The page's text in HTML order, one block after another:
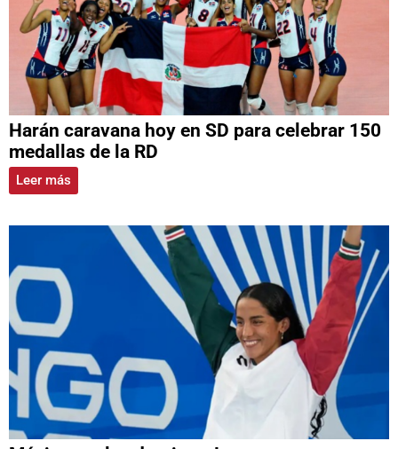
Harán caravana hoy en SD para celebrar 150
medallas de la RD
Leer más